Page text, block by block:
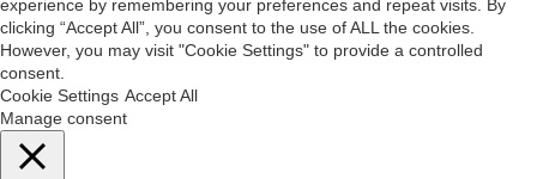
experience by remembering your preferences and repeat visits. By
clicking “Accept All”, you consent to the use of ALL the cookies.
However, you may visit "Cookie Settings" to provide a controlled
consent.
Cookie Settings Accept All
Manage consent